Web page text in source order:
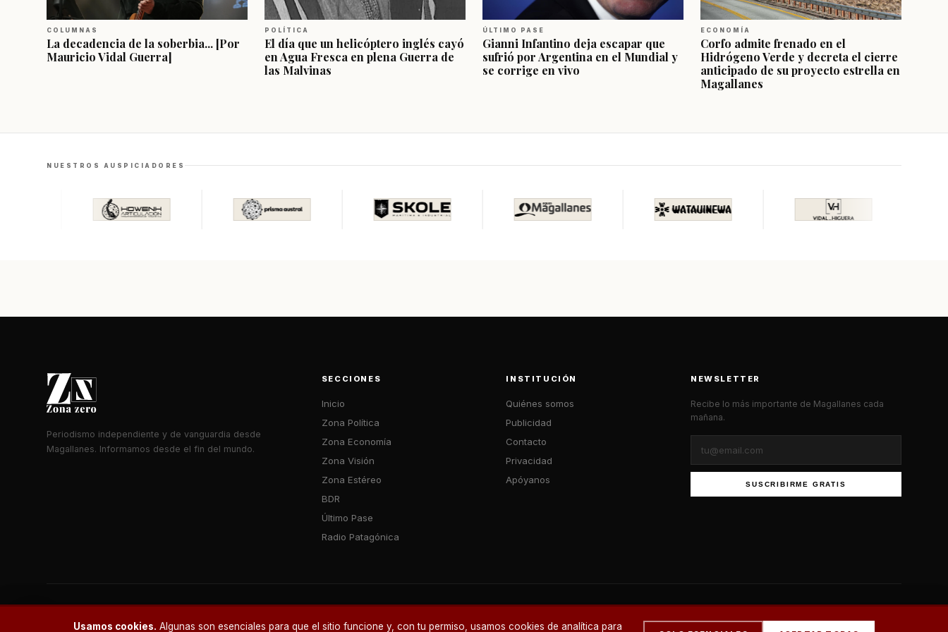
COLUMNAS
La decadencia de la soberbia... [Por
Mauricio Vidal Guerra]
POLÍTICA
El día que un helicóptero inglés cayó
en Agua Fresca en plena Guerra de
las Malvinas
ÚLTIMO PASE
Gianni Infantino deja escapar que
sufrió por Argentina en el Mundial y
se corrige en vivo
ECONOMÍA
Corfo admite frenado en el
Hidrógeno Verde y decreta el cierre
anticipado de su proyecto estrella en
Magallanes
NUESTROS AUSPICIADORES
Periodismo independiente y de vanguardia desde
Magallanes. Informamos desde el fin del mundo.
SECCIONES
Inicio
Zona Política
Zona Economía
Zona Visión
Zona Estéreo
BDR
Último Pase
Radio Patagónica
INSTITUCIÓN
Quiénes somos
Publicidad
Contacto
Privacidad
Apóyanos
NEWSLETTER
Recibe lo más importante de Magallanes cada
mañana.
SUSCRIBIRME GRATIS
© 2026 Zona Zero Media. Todos los derechos reservados.
Usamos cookies. Algunas son esenciales para que el sitio funcione y, con tu permiso, usamos cookies de analítica para
¿Un café?NEWSLETTER · ZONA ZERO